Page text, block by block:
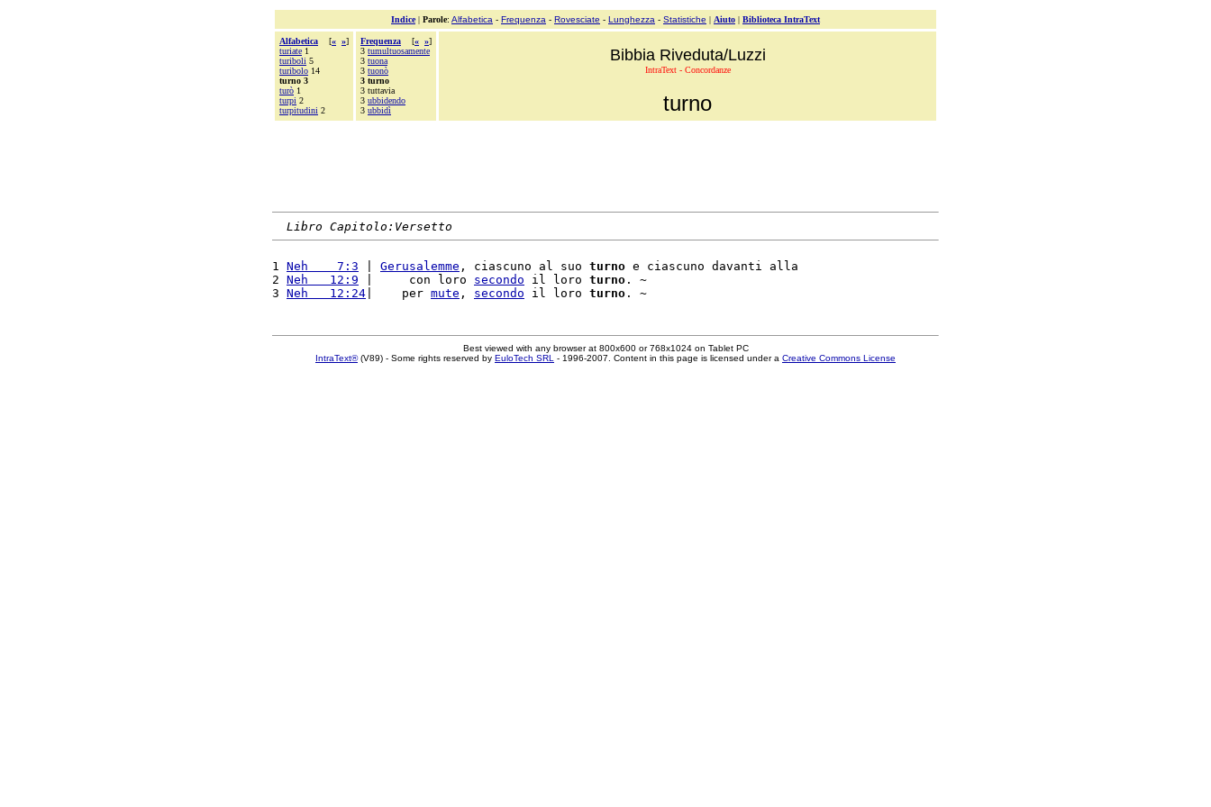
Indice| Parole: Alfabetica - Frequenza - Rovesciate - Lunghezza - Statistiche | Aiuto | Biblioteca IntraText
Alfabetica [« »]
turiate 1
turiboli 5
turibolo 14
turno 3
turò 1
turpi 2
turpitudini 2
Frequenza [« »]
3 tumultuosamente
3 tuona
3 tuonò
3 turno
3 tuttavia
3 ubbidendo
3 ubbidì
Bibbia Riveduta/Luzzi
IntraText - Concordanze
turno
Libro Capitolo:Versetto
1 Neh    7:3 Gerusalemme , ciascuno al suo turno e ciascuno davanti alla
2 Neh   12:9 |     con loro secondo il loro turno . ~
3 Neh   12:24 |    per mute , secondo il loro turno
Best viewed with any browser at 800x600 or 768x1024 on Tablet PC
IntraText®(V89) - Some rights reserved by EuloTech SRL - 1996-2007. Content in this page is licensed under a Creative Commons License